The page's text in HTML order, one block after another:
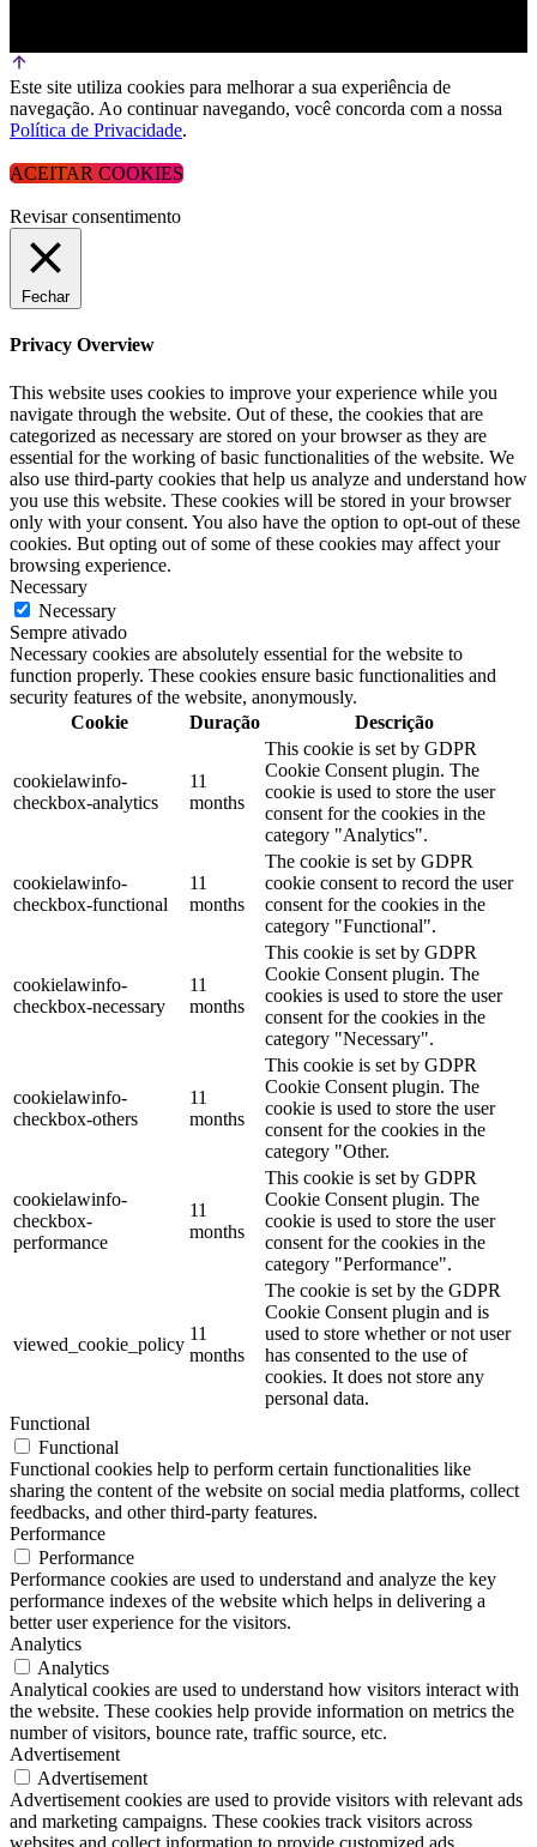
Este site utiliza cookies para melhorar a sua experiência de
navegação. Ao continuar navegando, você concorda com a nossa
Política de Privacidade.
ACEITAR COOKIES
Revisar consentimento
Fechar
Privacy Overview
This website uses cookies to improve your experience while you
navigate through the website. Out of these, the cookies that are
categorized as necessary are stored on your browser as they are
essential for the working of basic functionalities of the website. We
also use third-party cookies that help us analyze and understand how
you use this website. These cookies will be stored in your browser
only with your consent. You also have the option to opt-out of these
cookies. But opting out of some of these cookies may affect your
browsing experience.
Necessary
Necessary
Sempre ativado
Necessary cookies are absolutely essential for the website to
function properly. These cookies ensure basic functionalities and
security features of the website, anonymously.
Cookie
Duração Descrição
cookielawinfo-
checkbox-analytics
11
months
This cookie is set by GDPR
Cookie Consent plugin. The
cookie is used to store the user
consent for the cookies in the
category "Analytics".
cookielawinfo-
checkbox-functional
11
months
The cookie is set by GDPR
cookie consent to record the user
consent for the cookies in the
category "Functional".
cookielawinfo-
checkbox-necessary
11
months
This cookie is set by GDPR
Cookie Consent plugin. The
cookies is used to store the user
consent for the cookies in the
category "Necessary".
cookielawinfo-
checkbox-others
11
months
This cookie is set by GDPR
Cookie Consent plugin. The
cookie is used to store the user
consent for the cookies in the
category "Other.
cookielawinfo-
checkbox-
performance
11
months
This cookie is set by GDPR
Cookie Consent plugin. The
cookie is used to store the user
consent for the cookies in the
category "Performance".
viewed_cookie_policy
11
months
The cookie is set by the GDPR
Cookie Consent plugin and is
used to store whether or not user
has consented to the use of
cookies. It does not store any
personal data.
Functional
Functional
Functional cookies help to perform certain functionalities like
sharing the content of the website on social media platforms, collect
feedbacks, and other third-party features.
Performance
Performance
Performance cookies are used to understand and analyze the key
performance indexes of the website which helps in delivering a
better user experience for the visitors.
Analytics
Analytics
Analytical cookies are used to understand how visitors interact with
the website. These cookies help provide information on metrics the
number of visitors, bounce rate, traffic source, etc.
Advertisement
Advertisement
Advertisement cookies are used to provide visitors with relevant ads
and marketing campaigns. These cookies track visitors across
websites and collect information to provide customized ads.